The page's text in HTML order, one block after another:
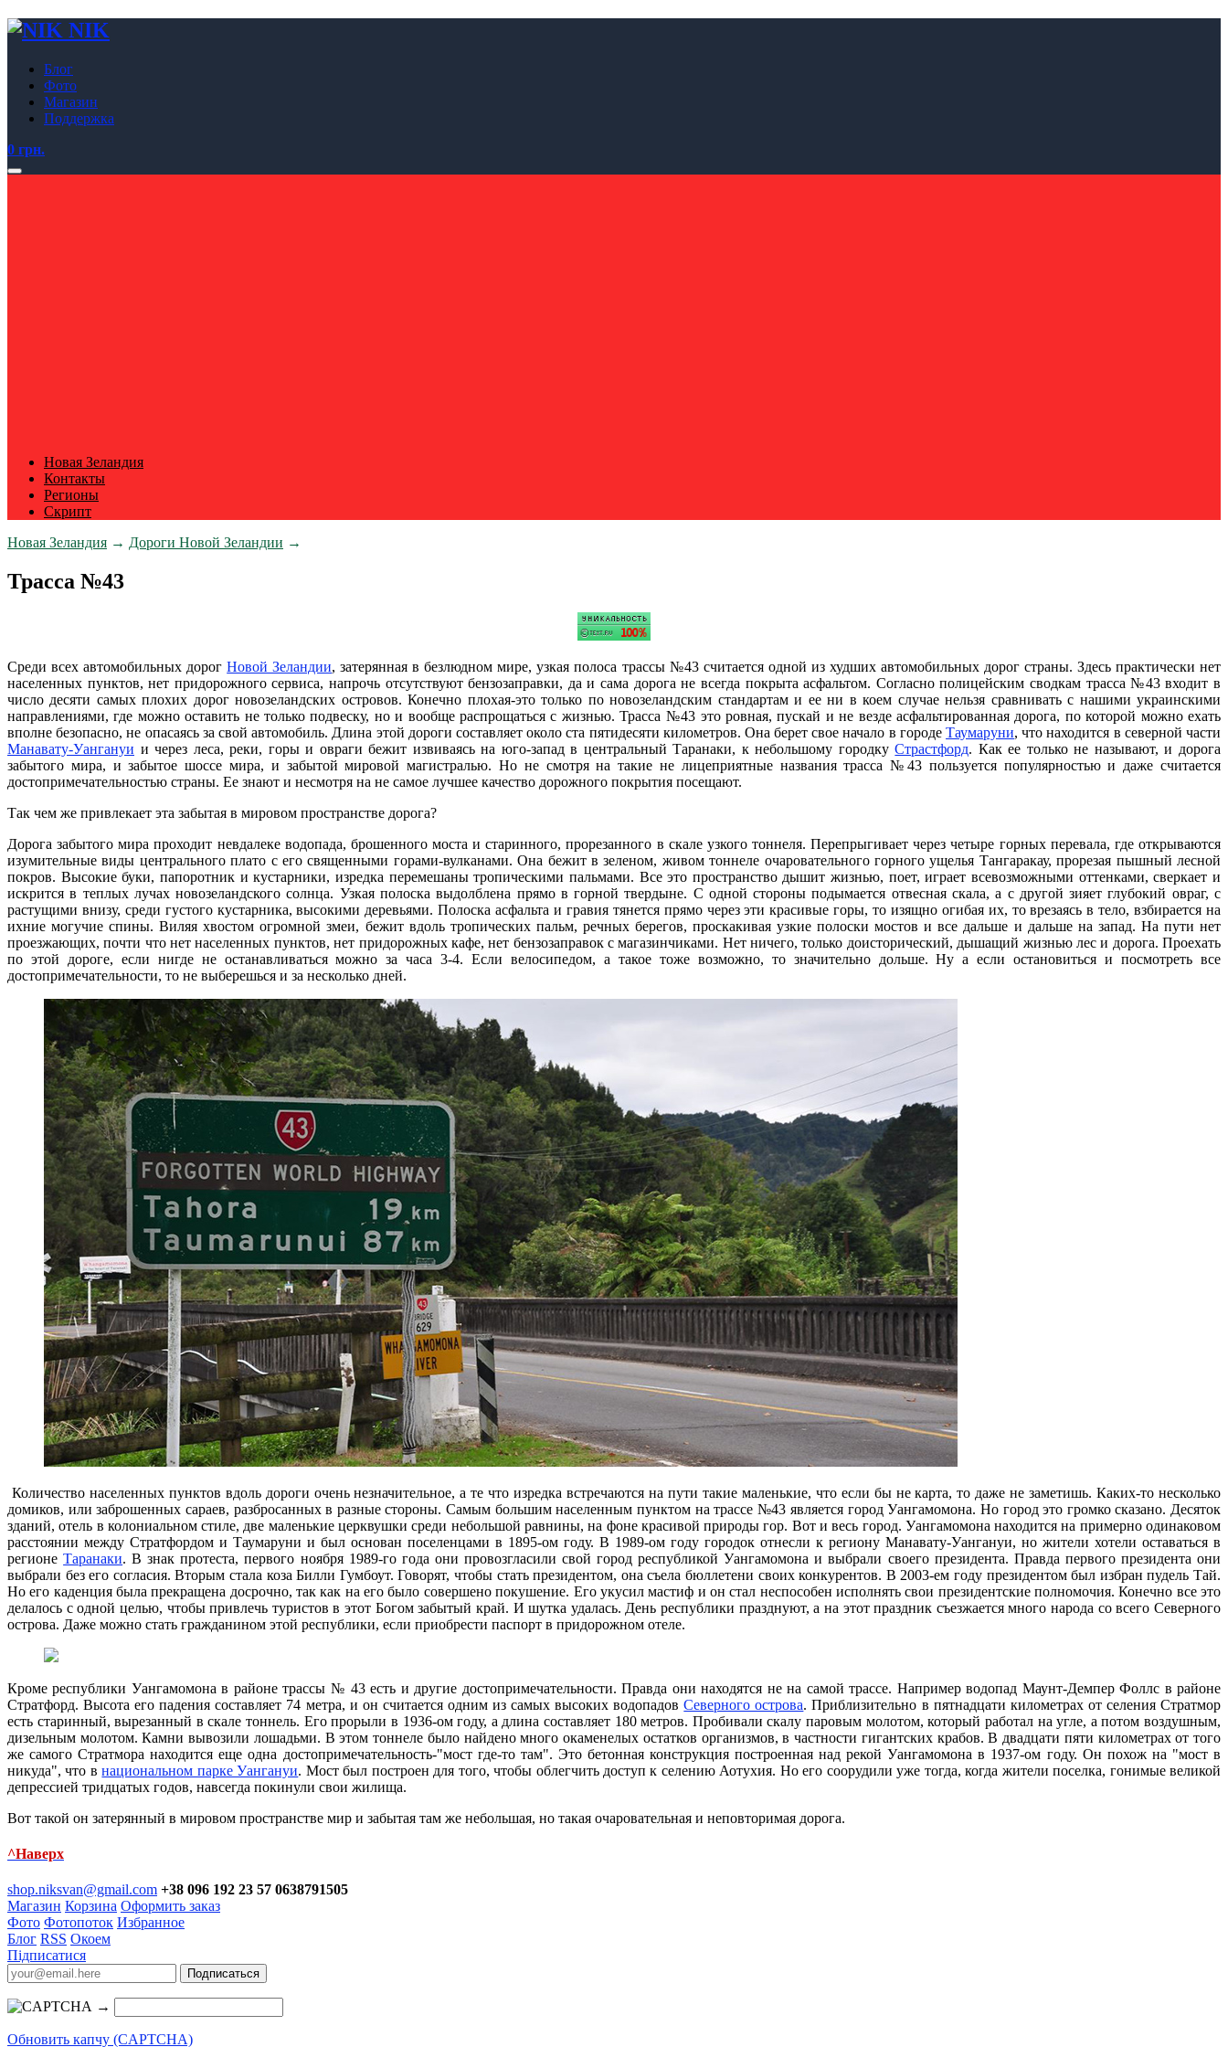
NIK
Блог
Фото
Магазин
Поддержка
0 грн.
Новая Зеландия
Контакты
Регионы
Скрипт
Новая Зеландия → Дороги Новой Зеландии →
Трасса №43
Среди всех автомобильных дорогНовой Зеландии, затерянная в безлюдном мире, узкая полоса трассы №43 считается одной из худших автомобильных дорог страны. Здесь практически нет
населенных пунктов, нет придорожного сервиса, напрочь отсутствуют бензозаправки, да и сама дорога не всегда покрыта асфальтом. Согласно полицейским сводкам трасса №43 входит в
число десяти самых плохих дорог новозеландских островов. Конечно плохая-это только по новозеландским стандартам и ее ни в коем случае нельзя сравнивать с нашими украинскими
направлениями, где можно оставить не только подвеску, но и вообще распрощаться с жизнью. Трасса №43 это ровная, пускай и не везде асфальтированная дорога, по которой можно ехать
вполне безопасно, не опасаясь за свой автомобиль. Длина этой дороги составляет около ста пятидесяти километров. Она берет свое начало в городеТаумаруни, что находится в северной части
Манавату-Уангануи и через леса, реки, горы и овраги бежит извиваясь на юго-запад в центральный Таранаки, к небольшому городкуСтрастфорд. Как ее только не называют, и дорога
забытого мира, и забытое шоссе мира, и забытой мировой магистралью. Но не смотря на такие не лицеприятные названия трасса №43 пользуется популярностью и даже считается
достопримечательностью страны. Ее знают и несмотря на не самое лучшее качество дорожного покрытия посещают.
Так чем же привлекает эта забытая в мировом пространстве дорога?
Дорога забытого мира проходит невдалеке водопада, брошенного моста и старинного, прорезанного в скале узкого тоннеля. Перепрыгивает через четыре горных перевала, где открываются
изумительные виды центрального плато с его священными горами-вулканами. Она бежит в зеленом, живом тоннеле очаровательного горного ущелья Тангаракау, прорезая пышный лесной
покров. Высокие буки, папоротник и кустарники, изредка перемешаны тропическими пальмами. Все это пространство дышит жизнью, поет, играет всевозможными оттенками, сверкает и
искрится в теплых лучах новозеландского солнца. Узкая полоска выдолблена прямо в горной твердыне. С одной стороны подымается отвесная скала, а с другой зияет глубокий овраг, с
растущими внизу, среди густого кустарника, высокими деревьями. Полоска асфальта и гравия тянется прямо через эти красивые горы, то изящно огибая их, то врезаясь в тело, взбирается на
ихние могучие спины. Виляя хвостом огромной змеи, бежит вдоль тропических пальм, речных берегов, проскакивая узкие полоски мостов и все дальше и дальше на запад. На пути нет
проезжающих, почти что нет населенных пунктов, нет придорожных кафе, нет бензозаправок с магазинчиками. Нет ничего, только доисторический, дышащий жизнью лес и дорога. Проехать
по этой дороге, если нигде не останавливаться можно за часа 3-4. Если велосипедом, а такое тоже возможно, то значительно дольше. Ну а если остановиться и посмотреть все
достопримечательности, то не выберешься и за несколько дней.
Количество населенных пунктов вдоль дороги очень незначительное, а те что изредка встречаются на пути такие маленькие, что если бы не карта, то даже не заметишь. Каких-то несколько
домиков, или заброшенных сараев, разбросанных в разные стороны. Самым большим населенным пунктом на трассе №43 является город Уангамомона. Но город это громко сказано. Десяток
зданий, отель в колониальном стиле, две маленькие церквушки среди небольшой равнины, на фоне красивой природы гор. Вот и весь город. Уангамомона находится на примерно одинаковом
расстоянии между Стратфордом и Таумаруни и был основан поселенцами в 1895-ом году. В 1989-ом году городок отнесли к региону Манавату-Уангануи, но жители хотели оставаться в
регионеТаранаки. В знак протеста, первого ноября 1989-го года они провозгласили свой город республикой Уангамомона и выбрали своего президента. Правда первого президента они
выбрали без его согласия. Вторым стала коза Билли Гумбоут. Говорят, чтобы стать президентом, она съела бюллетени своих конкурентов. В 2003-ем году президентом был избран пудель Тай.
Но его каденция была прекращена досрочно, так как на его было совершено покушение. Его укусил мастиф и он стал неспособен исполнять свои президентские полномочия. Конечно все это
делалось с одной целью, чтобы привлечь туристов в этот Богом забытый край. И шутка удалась. День республики празднуют, а на этот праздник съезжается много народа со всего Северного
острова. Даже можно стать гражданином этой республики, если приобрести паспорт в придорожном отеле.
Кроме республики Уангамомона в районе трассы № 43 есть и другие достопримечательности. Правда они находятся не на самой трассе. Например водопад Маунт-Демпер Фоллс в районе
Стратфорд. Высота его падения составляет 74 метра, и он считается одним из самых высоких водопадовСеверного острова. Приблизительно в пятнадцати километрах от селения Стратмор
есть старинный, вырезанный в скале тоннель. Его прорыли в 1936-ом году, а длина составляет 180 метров. Пробивали скалу паровым молотом, который работал на угле, а потом воздушным,
дизельным молотом. Камни вывозили лошадьми. В этом тоннеле было найдено много окаменелых остатков организмов, в частности гигантских крабов. В двадцати пяти километрах от того
же самого Стратмора находится еще одна достопримечательность-"мост где-то там". Это бетонная конструкция построенная над рекой Уангамомона в 1937-ом году. Он похож на "мост в
никуда", что внациональном парке Уангануи. Мост был построен для того, чтобы облегчить доступ к селению Аотухия. Но его соорудили уже тогда, когда жители поселка, гонимые великой
депрессией тридцатых годов, навсегда покинули свои жилища.
Вот такой он затерянный в мировом пространстве мир и забытая там же небольшая, но такая очаровательная и неповторимая дорога.
^Наверх
shop.niksvan@gmail.com +38 096 192 23 57 0638791505
Магазин Корзина Оформить заказ
Фото Фотопоток Избранное
Блог RSS Окоем
Підписатися
→
Обновить капчу (CAPTCHA)